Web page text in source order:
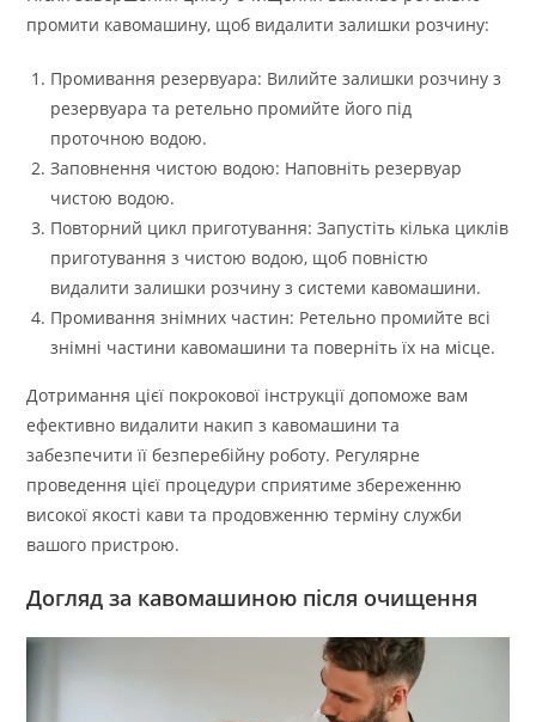
промити кавомашину, щоб видалити залишки розчину:
Промивання резервуара: Вилийте залишки розчину з
резервуара та ретельно промийте його під
проточною водою.
Заповнення чистою водою: Наповніть резервуар
чистою водою.
Повторний цикл приготування: Запустіть кілька циклів
приготування з чистою водою, щоб повністю
видалити залишки розчину з системи кавомашини.
Промивання знімних частин: Ретельно промийте всі
знімні частини кавомашини та поверніть їх на місце.
Дотримання цієї покрокової інструкції допоможе вам
ефективно видалити накип з кавомашини та
забезпечити її безперебійну роботу. Регулярне
проведення цієї процедури сприятиме збереженню
високої якості кави та продовженню терміну служби
вашого пристрою.
Догляд за кавомашиною після очищення